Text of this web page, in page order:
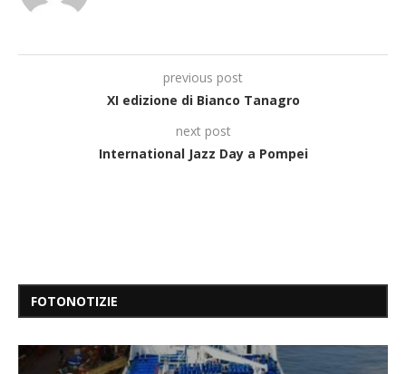
previous post
XI edizione di Bianco Tanagro
next post
International Jazz Day a Pompei
FOTONOTIZIE